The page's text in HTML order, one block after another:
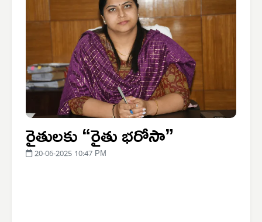
రైతులకు “రైతు భరోసా”
20-06-2025 10:47 PM